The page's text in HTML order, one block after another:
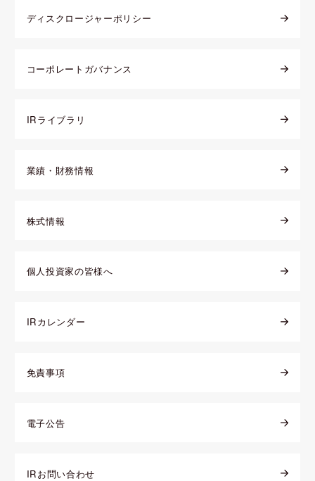
ディスクロージャーポリシー
コーポレートガバナンス
IRライブラリ
業績・財務情報
株式情報
個人投資家の皆様へ
IRカレンダー
免責事項
電子公告
IRお問い合わせ